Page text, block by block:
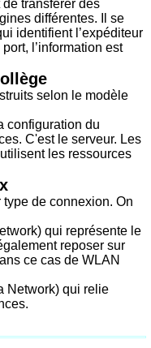
transférer des
différentes. Il se
identifient l’expéditeur
l’information est
selon le modèle
configuration du
C'est le serveur. Les
les ressources
de connexion. On
qui représente le
reposer sur
ce cas de WLAN
Network) qui relie